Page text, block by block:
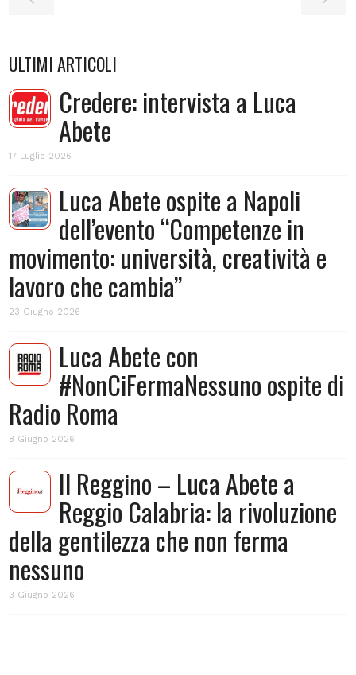
ULTIMI ARTICOLI
Credere: intervista a Luca
Abete
17 Luglio 2026
Luca Abete ospite a Napoli
dell’evento “Competenze in
movimento: università, creatività e
lavoro che cambia”
23 Giugno 2026
Luca Abete con
#NonCiFermaNessuno ospite di
Radio Roma
8 Giugno 2026
Il Reggino – Luca Abete a
Reggio Calabria: la rivoluzione
della gentilezza che non ferma
nessuno
3 Giugno 2026